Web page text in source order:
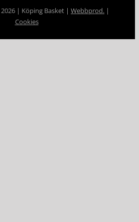
2026 | Köping Basket | Webbprod. |
Cookies